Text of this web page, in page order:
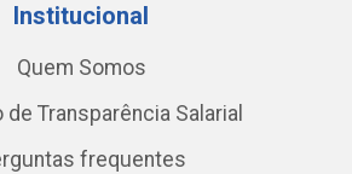
Institucional
Quem Somos
de Transparência Salarial
frequentes